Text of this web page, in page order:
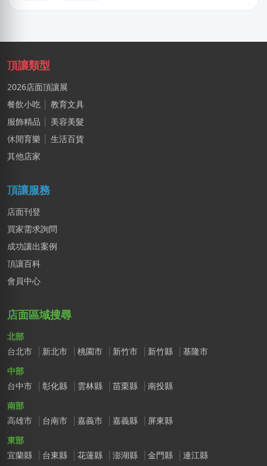
李X臻
台中市｜預算 30萬~50萬元
簡X之
桃園市｜預算 10萬~30萬元
陳X豪
台北市｜預算 30萬~50萬元
新北市｜預算 10萬~30萬元
頂讓類型
2026店面頂讓展
餐飲小吃
教育文具
服飾精品
美容美髮
休閒育樂
生活百貨
其他店家
頂讓服務
店面刊登
買家需求詢問
成功讓出案例
頂讓百科
會員中心
店面區域搜尋
北部
台北市
新北市 桃園市 新竹市 新竹縣
基隆市
中部
台中市
彰化縣 雲林縣 苗栗縣
南投縣
南部
高雄市
台南市 嘉義市 嘉義縣
屏東縣
東部
宜蘭縣
台東縣 花蓮縣 澎湖縣 金門縣 連江縣